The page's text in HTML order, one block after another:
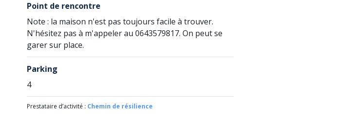
Point de rencontre
Note : la maison n'est pas toujours facile à trouver.
N'hésitez pas à m'appeler au 0643579817. On peut se
garer sur place.
Parking
4
Prestataire d’activité : Chemin de résilience